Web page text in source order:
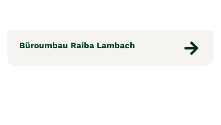
Büroumbau Raiba Lambach